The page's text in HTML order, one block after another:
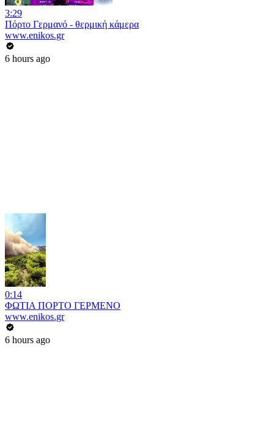
3:29
Πόρτο Γερμανό - θερμική κάμερα
www.enikos.gr
6 hours ago
0:14
ΦΩΤΙΑ ΠΟΡΤΟ ΓΕΡΜΕΝΟ
www.enikos.gr
6 hours ago